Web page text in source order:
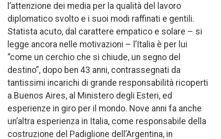
l’attenzione dei media per la qualità del lavoro
diplomatico svolto e i suoi modi raffinati e gentili.
Statista acuto, dal carattere empatico e solare – si
legge ancora nelle motivazioni – l’Italia è per lui
“come un cerchio che si chiude, un segno del
destino”, dopo ben 43 anni, contrassegnati da
tantissimi incarichi di grande responsabilità ricoperti
a Buenos Aires, al Ministero degli Esteri, ed
esperienze in giro per il mondo. Nove anni fa anche
un’altra esperienza in Italia, come responsabile della
costruzione del Padiglione dell’Argentina, in